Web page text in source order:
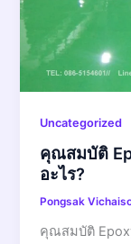
Uncategorized
คุณสมบัติ
อะไร?
Pongsak
คุณสมบัติ